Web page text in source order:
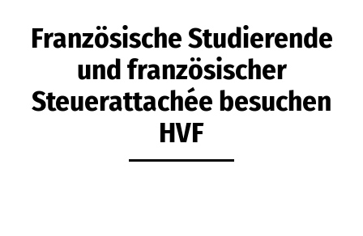
Französische Studierende
und französischer
Steuerattachée besuchen
HVF